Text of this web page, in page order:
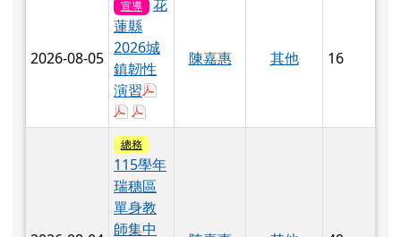
於彈跳視窗觀看：2026城鎮韌性防空演習
於彈跳視窗觀看：2026城鎮韌性防空
總務
115學年
瑞穗區
單身教
師集中
宿舍第
一次新
住戶備
取公告
於彈跳視窗觀看：1150804瑞穗集中宿舍